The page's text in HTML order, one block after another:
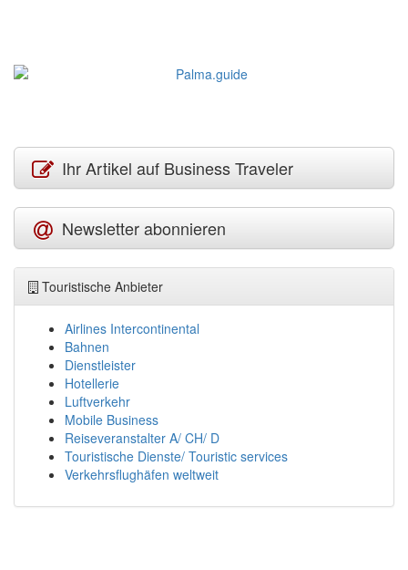
Ihr Artikel auf Business Traveler
Newsletter abonnieren
Touristische Anbieter
Airlines Intercontinental
Bahnen
Dienstleister
Hotellerie
Luftverkehr
Mobile Business
Reiseveranstalter A/ CH/ D
Touristische Dienste/ Touristic services
Verkehrsflughäfen weltweit